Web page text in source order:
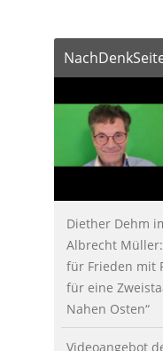
Diether Dehm
Albrecht
für Frieden mit
für eine
Nahen Osten“
Videoangebot